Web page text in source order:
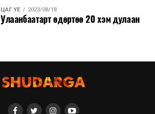
ЦАГ ҮЕ 2023/08/18
Улаанбаатарт өдөртөө 20 хэм дулаан